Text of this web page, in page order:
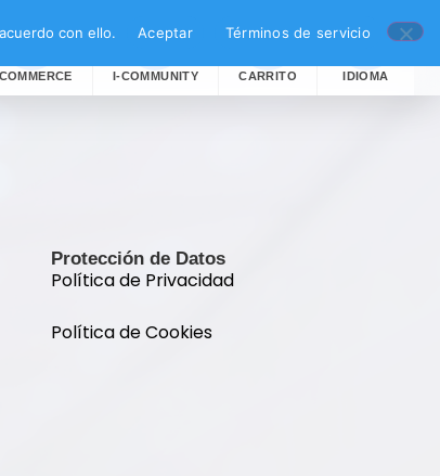
I-COMMUNITY CARRITO IDIOMA
Protección de Datos
Política de Privacidad
Política de Cookies
con ello. Aceptar Términos de servicio